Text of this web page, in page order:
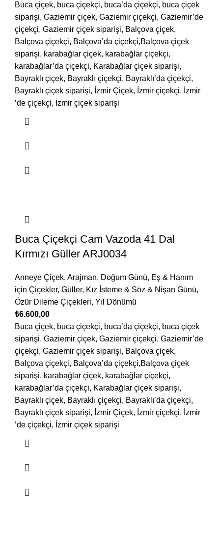
Buca çiçek, buca çiçekçi, buca’da çiçekçi, buca çiçek
siparişi, Gaziemir çiçek, Gaziemir çiçekçi, Gaziemir’de
çiçekçi, Gaziemir çiçek siparişi, Balçova çiçek,
Balçova çiçekçi, Balçova’da çiçekçi,Balçova çiçek
siparişi, karabağlar çiçek, karabağlar çiçekçi,
karabağlar’da çiçekçi, Karabağlar çiçek siparişi,
Bayraklı çiçek, Bayraklı çiçekçi, Bayraklı’da çiçekçi,
Bayraklı çiçek siparişi, İzmir Çiçek, İzmir çiçekçi, İzmir
’de çiçekçi, İzmir çiçek siparişi
Buca Çiçekçi Cam Vazoda 41 Dal
Kırmızı Güller ARJ0034
Anneye Çiçek, Arajman, Doğum Günü, Eş & Hanım
için Çiçekler, Güller, Kız İsteme & Söz & Nişan Günü,
Özür Dileme Çiçekleri, Yıl Dönümü
₺6.600,00
Buca çiçek, buca çiçekçi, buca’da çiçekçi, buca çiçek
siparişi, Gaziemir çiçek, Gaziemir çiçekçi, Gaziemir’de
çiçekçi, Gaziemir çiçek siparişi, Balçova çiçek,
Balçova çiçekçi, Balçova’da çiçekçi,Balçova çiçek
siparişi, karabağlar çiçek, karabağlar çiçekçi,
karabağlar’da çiçekçi, Karabağlar çiçek siparişi,
Bayraklı çiçek, Bayraklı çiçekçi, Bayraklı’da çiçekçi,
Bayraklı çiçek siparişi, İzmir Çiçek, İzmir çiçekçi, İzmir
’de çiçekçi, İzmir çiçek siparişi